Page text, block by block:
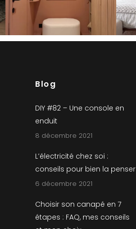
Blog
DIY #82 – Une console en
enduit
8 décembre 2021
L’électricité chez soi :
conseils pour bien la penser
6 décembre 2021
Choisir son canapé en 7
étapes : FAQ, mes conseils